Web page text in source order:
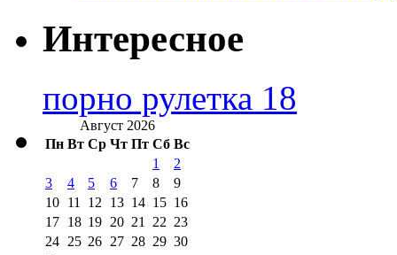
Интересное
порно рулетка 18
Август 2026
Пн Вт Ср Чт Пт Сб Вс
1
2
3
4 5 6 7 8
9
10 11 12 13 14 15 16
17 18 19 20 21 22 23
24 25 26 27 28 29 30